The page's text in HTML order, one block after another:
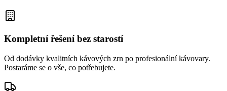
Kompletní řešení bez starostí
Od dodávky kvalitních kávových zrn po profesionální kávovary.
Postaráme se o vše, co potřebujete.